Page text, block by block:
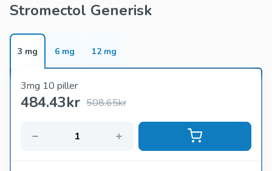
Stromectol Generisk
3 mg 6 mg 12 mg
3mg 10 piller
484.43kr 508.65kr